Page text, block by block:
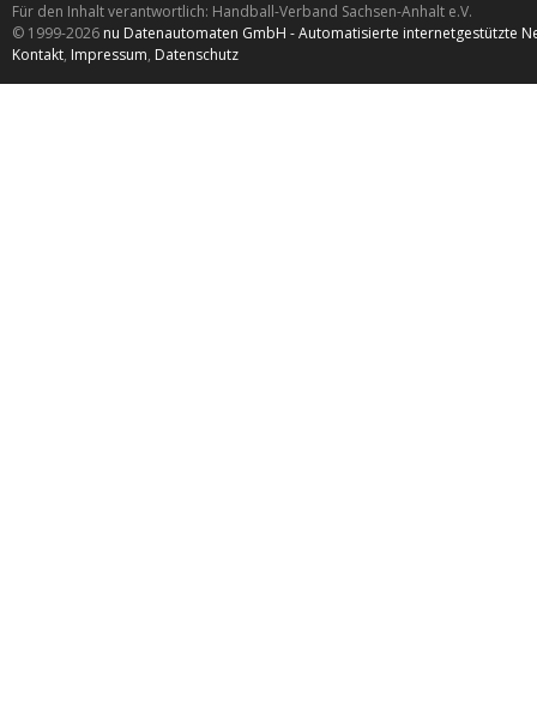
Für den Inhalt verantwortlich: Handball-Verband Sachsen-Anhalt e.V.
© 1999-2026 nu Datenautomaten GmbH - Automatisierte internetgestützte
Kontakt, Impressum, Datenschutz